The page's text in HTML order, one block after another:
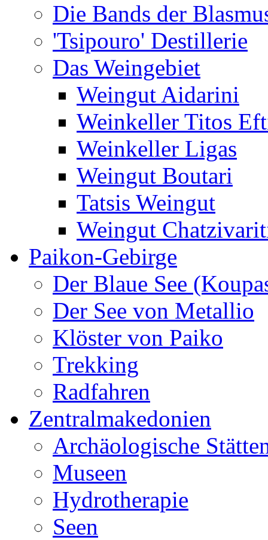
Die Bands der
'Tsipouro' Destillerie
Das Weingebiet
Weingut Aidarini
Weinkeller Titos
Weinkeller Ligas
Weingut Boutari
Tatsis Weingut
Weingut
Paikon-Gebirge
Der Blaue See
Der See von Metallio
Klöster von Paiko
Trekking
Radfahren
Zentralmakedonien
Archäologische
Museen
Hydrotherapie
Seen